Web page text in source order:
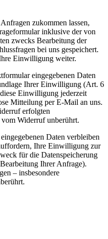
zukommen lassen,
inklusive der von
zwecks Bearbeitung der
bei uns gespeichert.
Einwilligung weiter.
eingegebenen Daten
Ihrer Einwilligung (Art. 6
Einwilligung jederzeit
Mitteilung per E-Mail an uns.
erfolgten
Widerruf unberührt.
Daten verbleiben
Ihre Einwilligung zur
für die Datenspeicherung
Ihrer Anfrage).
– insbesondere